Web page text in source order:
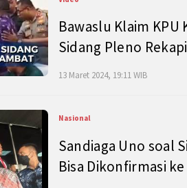
Bawaslu Klaim
Sidang Pleno
13 Maret 2024, 19:11 WIB
Nasional
Sandiaga Uno soal
Bisa Dikonfirmasi